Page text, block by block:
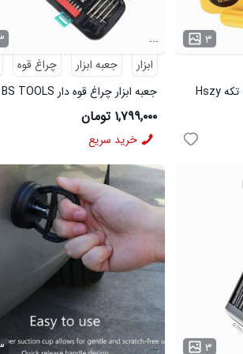
۳
ست متر ، کاتر پیچ گوشتی 4 تکه Hszy
...
ابزار
جعبه ابزار چراغ قوه
44845
۱,۷۹۹,۰۰۰ تومان
خرید سریع
۳ ...